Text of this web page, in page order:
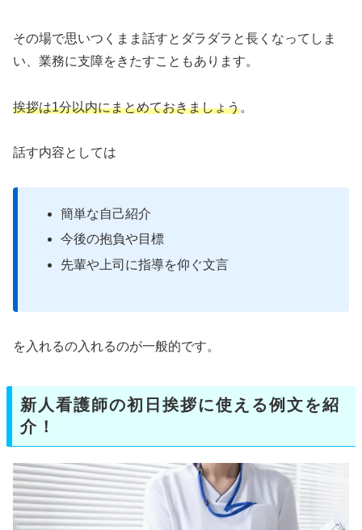
その場で思いつくまま話すとダラダラと長くなってしま
い、業務に支障をきたすこともあります。
挨拶は1分以内にまとめておきましょう。
話す内容としては
簡単な自己紹介
今後の抱負や目標
先輩や上司に指導を仰ぐ文言
を入れるの入れるのが一般的です。
新人看護師の初日挨拶に使える例文を紹
介！